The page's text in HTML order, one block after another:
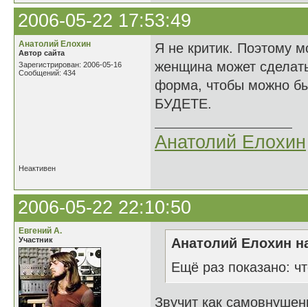
2006-05-22 17:53:49
Анатолий Елохин
Автор сайта
Зарегистрирован: 2006-05-16
Сообщений: 434
Я не критик. Поэтому
женщина может
форма, чтобы можно
БУДЕТЕ.
Анатолий Елохин
Неактивен
2006-05-22 22:10:50
Евгений А.
Участник
Анатолий Елохин
Ещё раз показано:
Звучит как